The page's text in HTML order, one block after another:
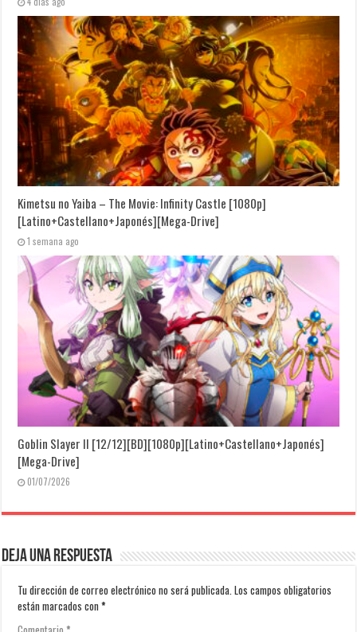
Kimetsu no Yaiba – The Movie: Infinity Castle [1080p]
[Latino+Castellano+Japonés][Mega-Drive]
1 semana ago
Goblin Slayer II [12/12][BD][1080p][Latino+Castellano+Japonés]
[Mega-Drive]
01/07/2026
Deja una respuesta
Tu dirección de correo electrónico no será publicada. Los campos obligatorios
están marcados con*